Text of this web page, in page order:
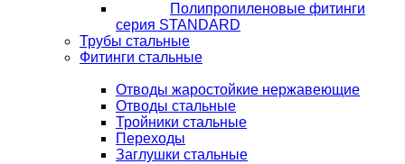
Полипропиленовые фитинги
серия STANDARD
Трубы стальные
Фитинги стальные
Отводы жаростойкие нержавеющие
Отводы стальные
Тройники стальные
Переходы
Заглушки стальные